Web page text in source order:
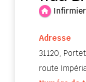
Adresse
31120,
route